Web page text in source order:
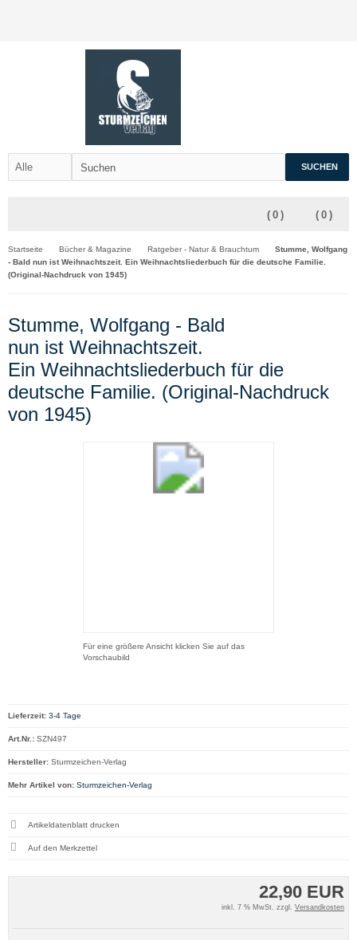
SUCHEN
( 0 )
( 0 )
Startseite Bücher & Magazine Ratgeber - Natur & Brauchtum
Stumme, Wolfgang
- Bald nun ist Weihnachtszeit. Ein Weihnachtsliederbuch für die deutsche Familie.
(Original-Nachdruck von 1945)
Stumme, Wolfgang - Bald
nun ist Weihnachtszeit.
Ein Weihnachtsliederbuch für die
deutsche Familie. (Original-Nachdruck
von 1945)
Für eine größere Ansicht klicken Sie auf das
Vorschaubild
22,90 EUR
inkl. 7 % MwSt. zzgl. Versandkosten
Lieferzeit: 3-4 Tage
Art.Nr.: SZN497
Hersteller: Sturmzeichen-Verlag
Mehr Artikel von: Sturmzeichen-Verlag
Artikeldatenblatt drucken